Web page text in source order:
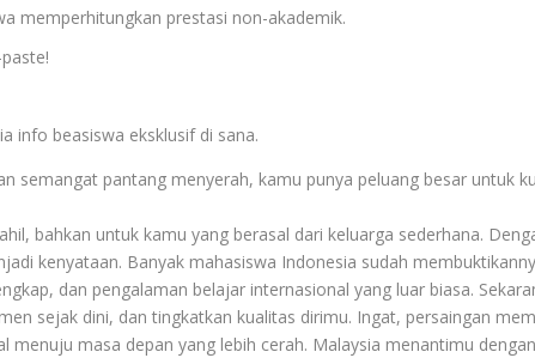
memperhitungkan prestasi non-akademik.
info beasiswa eksklusif di sana.
semangat pantang menyerah, kamu punya peluang besar untuk
bahkan untuk kamu yang berasal dari keluarga sederhana.
kenyataan. Banyak mahasiswa Indonesia sudah
dan pengalaman belajar internasional yang luar biasa.
sejak dini, dan tingkatkan kualitas dirimu. Ingat, persaingan
menuju masa depan yang lebih cerah. Malaysia menantimu